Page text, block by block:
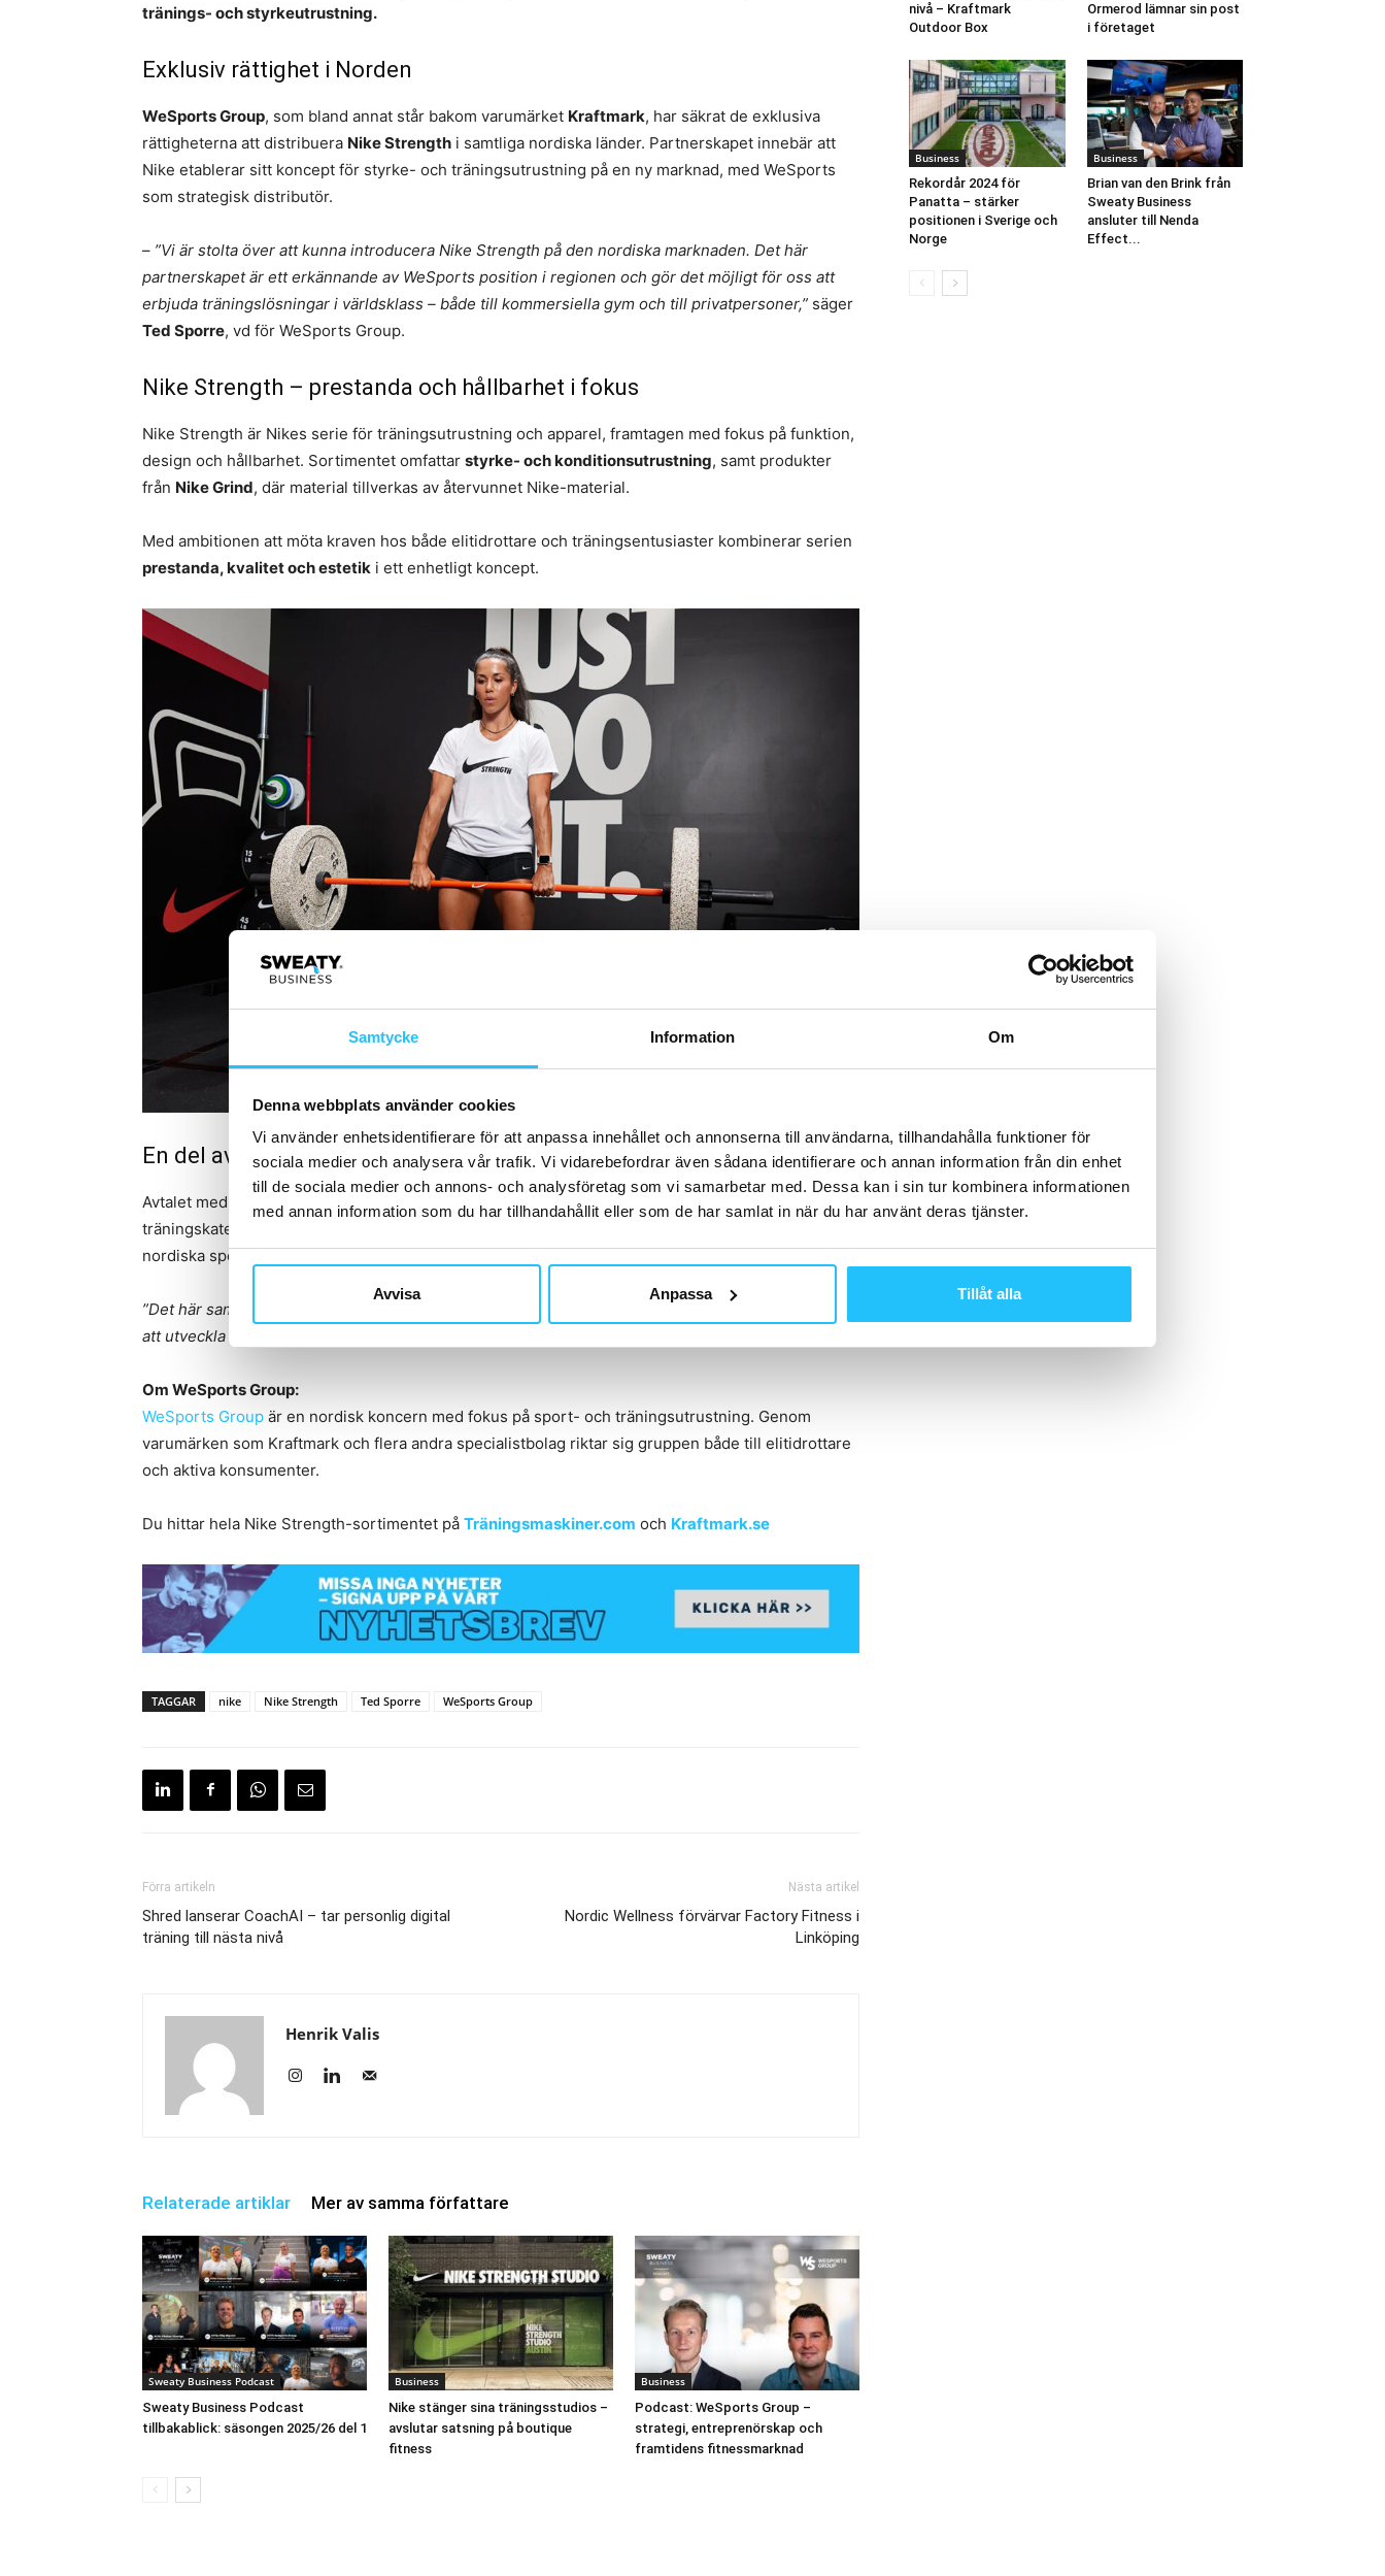
Samtycke Information Om
Denna webbplats använder cookies
Vi använder enhetsidentifierare för att anpassa innehållet och annonserna till användarna, tillhandahålla funktioner för
sociala medier och analysera vår trafik. Vi vidarebefordrar även sådana identifierare och annan information från din enhet
till de sociala medier och annons- och analysföretag som vi samarbetar med. Dessa kan i sin tur kombinera informationen
med annan information som du har tillhandahållit eller som de har samlat in när du har använt deras tjänster.
Avvisa Anpassa Tillåt alla
tränings- och styrkeutrustning.
Exklusiv rättighet i Norden
WeSports Group, som bland annat står bakom varumärket Kraftmark, har säkrat de exklusiva
rättigheterna att distribuera Nike Strength i samtliga nordiska länder. Partnerskapet innebär att
Nike etablerar sitt koncept för styrke- och träningsutrustning på en ny marknad, med WeSports
som strategisk distributör.
– ”Vi är stolta över att kunna introducera Nike Strength på den nordiska marknaden. Det här
partnerskapet är ett erkännande av WeSports position i regionen och gör det möjligt för oss att
erbjuda träningslösningar i världsklass – både till kommersiella gym och till privatpersoner,” säger
Ted Sporre, vd för WeSports Group.
Nike Strength – prestanda och hållbarhet i fokus
Nike Strength är Nikes serie för träningsutrustning och apparel, framtagen med fokus på funktion,
design och hållbarhet. Sortimentet omfattar styrke- och konditionsutrustning, samt produkter
från Nike Grind, där material tillverkas av återvunnet Nike-material.
Med ambitionen att möta kraven hos både elitidrottare och träningsentusiaster kombinerar serien
prestanda, kvalitet och estetik i ett enhetligt koncept.
En del av en bredare tillväxtstrategi
Avtalet med Nike är i linje med WeSports Groups mål att växa inom ledande sport- och
träningskategorier. Koncernen, som i dag omsätter omkring
nordiska specialistbolag inom områden som cykling, fitness, hockey och outdoor.
”Det här samarbetet stärker vårt erbjudande mot den nordiska träningsmarknaden och bidrar till
att utveckla hela segmentet för professionell träningsutrustning,”
Om WeSports Group:
WeSports Group är en nordisk koncern med fokus på sport- och träningsutrustning. Genom
varumärken som Kraftmark och flera andra specialistbolag riktar sig gruppen både till elitidrottare
och aktiva konsumenter.
Du hittar hela Nike Strength-sortimentet på Träningsmaskiner.com och Kraftmark.se
TAGGAR nike Nike Strength Ted Sporre WeSports Group
Förra artikeln
Shred lanserar CoachAI – tar personlig digital
träning till nästa nivå
Nästa artikel
Nordic Wellness förvärvar Factory Fitness i
Linköping
Henrik Valis
Relaterade artiklar Mer av samma författare
Sweaty Business Podcast
Sweaty Business Podcast
tillbakablick: säsongen 2025/26 del 1
Business
Nike stänger sina träningsstudios –
avslutar satsning på boutique
fitness
Business
Podcast: WeSports Group –
strategi, entreprenörskap och
framtidens fitnessmarknad
nivå – Kraftmark
Outdoor Box
Ormerod lämnar sin post
i företaget
Business
Rekordår 2024 för
Panatta – stärker
positionen i Sverige och
Norge
Business
Brian van den Brink från
Sweaty Business
ansluter till Nenda
Effect...